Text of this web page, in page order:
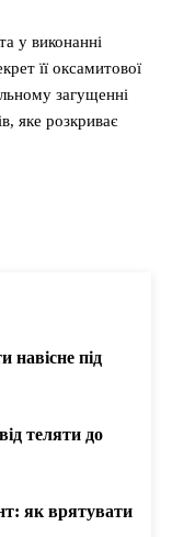
у виконанні
її оксамитової
загущенні
яке розкриває
навісне під
теляти до
як врятувати